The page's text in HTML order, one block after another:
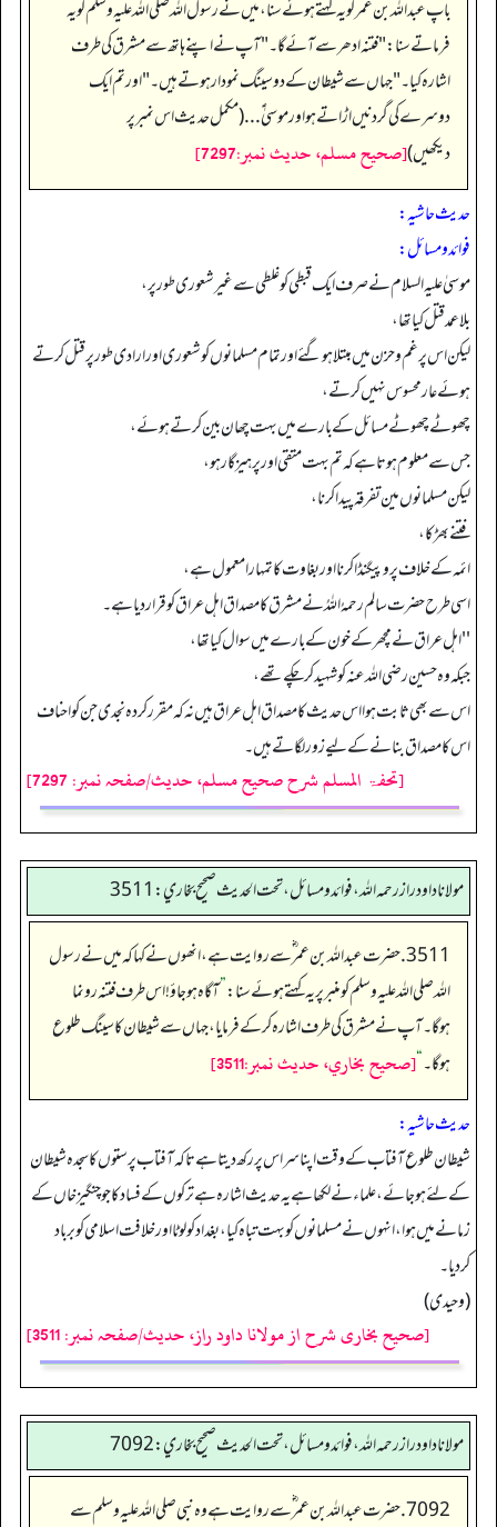
باپ عبد اللہ بن عمر کو یہ کہتے ہوئے سنا، میں نے رسول اللہ صلی اللہ علیہ وسلم کو یہ
فرماتے سنا:"فتنہ ادھر سےآئےگا۔"آپ نے اپنے ہاتھ سے مشرق کی طرف
اشارہ کیا۔" جہاں سے شیطان کے دو سینگ نمو دار ہوتے ہیں۔" اور تم ایک
دوسرے کی گردنیں اڑاتے ہو اور موسیٰ ؑ... (مکمل حدیث اس نمبر پر
دیکھیں)[صحيح مسلم، حديث نمبر:7297]
حدیث حاشیہ:
فوائد ومسائل:
موسیٰ علیہ السلام نے صرف ایک قبطی کو غلطی سے غیر شعوری طور پر،
بلا عمد قتل کیا تھا،
لیکن اس پر غم و حزن میں مبتلا ہوگئے اور تمام مسلمانوں کو شعوری اور ارادی طور پر قتل کرتے
ہوئے عار محسوس نہیں کرتے،
چھوٹے چھوٹے مسائل کے بارے میں بہت چھان بین کرتے ہوئے،
جس سے معلوم ہوتا ہے کہ تم بہت متقی اور پرہیز گار ہو،
لیکن مسلمانوں مین تفرقہ پیدا کرنا،
فتنے بھڑکا،
ائمہ کے خلاف پرو پیگنڈا کرنا اوربغاوت کا تمہارا معمول ہے،
اسی طرح حضرت سالم رحمہُ اللہُ نے مشرق کا مصداق اہل عراق کو قرار دیا ہے۔
''اہل عراق نے مچھر کے خون کے بارے میں سوال کیا تھا،
جبکہ وہ حسین رضی اللہ عنہ کو شہید کرچکے تھے،
اس سے بھی ثابت ہوا اس حدیث کا مصداق اہل عراق ہیں نہ کہ مقرر کردہ نجدی جن کو احناف
اس کا مصداق بنانے کے لیے زور لگاتے ہیں۔
[تحفۃ المسلم شرح صحیح مسلم، حدیث/صفحہ نمبر: 7297]
مولانا داود راز رحمه الله، فوائد و مسائل، تحت الحديث صحيح بخاري: 3511
3511. حضرت عبداللہ بن عمر ؓسے روایت ہے، انھوں نے کہا کہ میں نے رسول
اللہ صلی اللہ علیہ وسلم کو منبر پر یہ کہتے ہوئے سنا:”آگاہ ہوجاؤ! اس طرف فتنہ رونما
ہوگا۔ آپ نے مشرق کی طرف اشارہ کرکے فرمایا، جہاں سے شیطان کا سینگ طلوع
ہوگا۔“[صحيح بخاري، حديث نمبر:3511]
حدیث حاشیہ:
شیطان طلوع آفتاب کے وقت اپنا سر اس پر رکھ دیتا ہے تاکہ آفتاب پرستوں کا سجدہ شیطان
کے لئے ہوجائے، علماءنے لکھا ہے یہ حدیث اشارہ ہے ترکوں کے فساد کا جو چنگیز خاں کے
زمانے میں ہوا، انہوں نے مسلمانوں کو بہت تباہ کیا، بغداد کو لوٹا اور خلافت اسلامی کو برباد
کردیا۔
(وحیدی)
[صحیح بخاری شرح از مولانا داود راز، حدیث/صفحہ نمبر: 3511]
مولانا داود راز رحمه الله، فوائد و مسائل، تحت الحديث صحيح بخاري: 7092
7092. حضرت عبد اللہ بن عمر ؓ سے روایت ہے وہ نبی صلی اللہ علیہ وسلم سے